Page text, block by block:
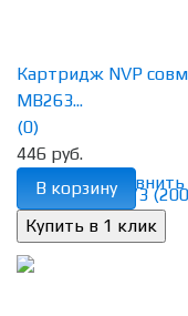
избранное сравнить
Картридж NVP
MB263...
(0)
446 руб.
В корзину